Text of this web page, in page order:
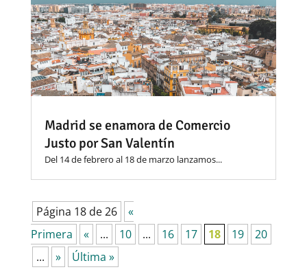
Madrid se enamora de Comercio
Justo por San Valentín
Del 14 de febrero al 18 de marzo lanzamos...
Página 18 de 26
«
Primera
« ... 10 ... 16 17 18 19
20
...
» Última »